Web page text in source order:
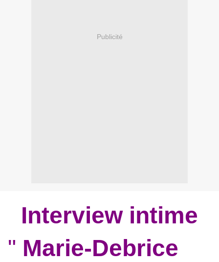
Publicité
Interview intime
" Marie-Debrice